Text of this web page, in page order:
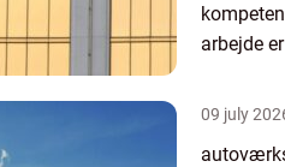
arbejde
kan det
09 july